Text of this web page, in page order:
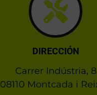
DIRECCIÓN
Carrer Indústria, 8
08110 Montcada i